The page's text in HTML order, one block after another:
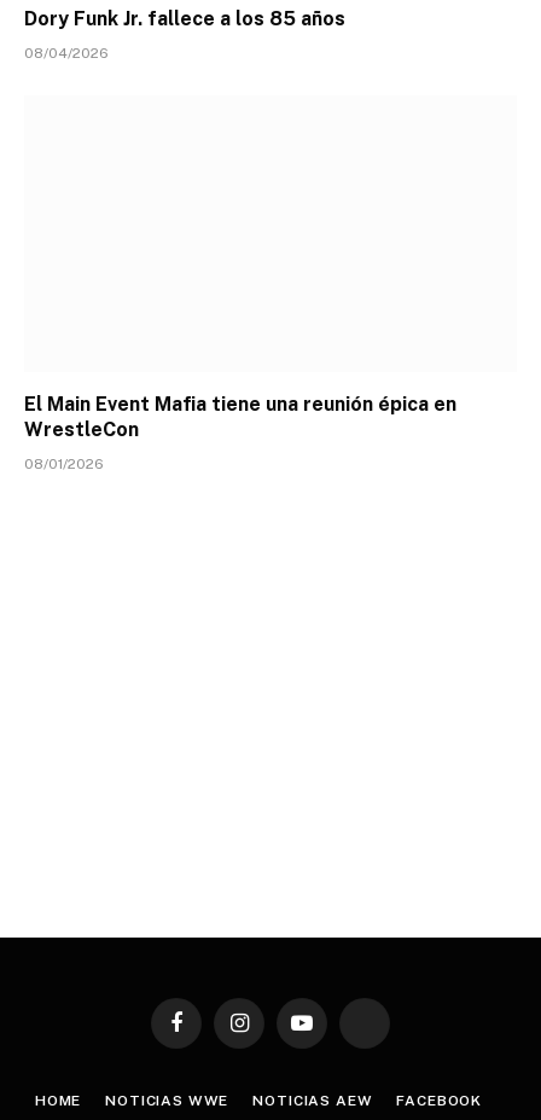
Dory Funk Jr. fallece a los 85 años
08/04/2026
El Main Event Mafia tiene una reunión épica en
WrestleCon
08/01/2026
FacebookInstagramYouTube TikTok
HOME NOTICIAS WWE NOTICIAS AEW FACEBOOK